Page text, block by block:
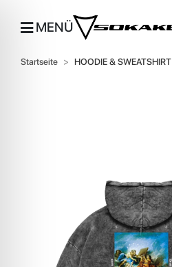
MENÜ
Startseite HOODIE & SWEATSHIRT